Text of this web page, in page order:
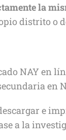
la
distrito o
NAY en
en
e
a la